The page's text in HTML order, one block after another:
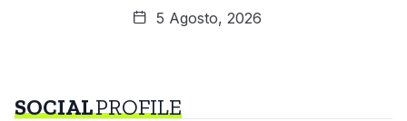
5 Agosto, 2026
SOCIALPROFILE